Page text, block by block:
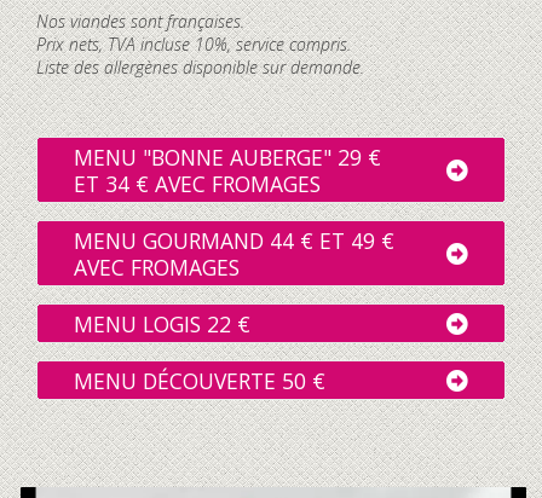
Nos viandes sont françaises.
Prix nets, TVA incluse 10%, service compris.
Liste des allergènes disponible sur demande.
MENU "BONNE AUBERGE" 29 €
ET 34 € AVEC FROMAGES
MENU GOURMAND 44 € ET 49 €
AVEC FROMAGES
MENU LOGIS 22 €
MENU DÉCOUVERTE 50 €